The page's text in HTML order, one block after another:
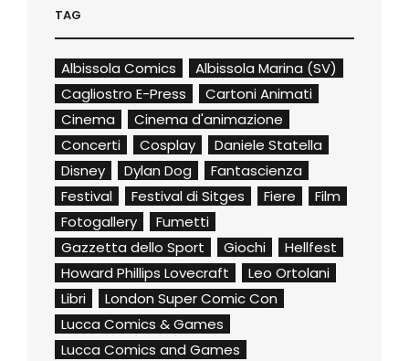
TAG
Albissola Comics
Albissola Marina (SV)
Cagliostro E-Press
Cartoni Animati
Cinema
Cinema d'animazione
Concerti
Cosplay
Daniele Statella
Disney
Dylan Dog
Fantascienza
Festival
Festival di Sitges Fiere
Film
Fotogallery
Fumetti
Gazzetta dello Sport
Giochi
Hellfest
Howard Phillips Lovecraft
Leo Ortolani
Libri
London Super Comic Con
Lucca Comics & Games
Lucca Comics and Games